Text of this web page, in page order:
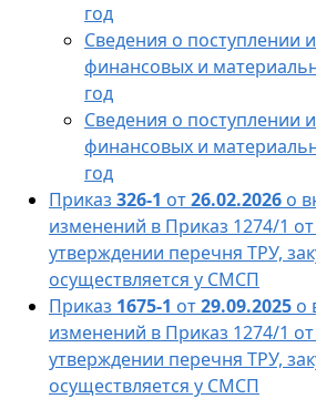
год
Сведения о поступлении
финансовых и
год
Сведения о поступлении
финансовых и
год
Приказ 326-1 от26.02.2026 о
изменений в Приказ 1274/1
утверждении перечня ТРУ,
осуществляется у СМСП
Приказ 1675-1 от29.09.2025 о
изменений в Приказ 1274/1
утверждении перечня ТРУ,
осуществляется у СМСП